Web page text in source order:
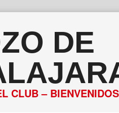
DE
CLUB – BIENVENIDOS